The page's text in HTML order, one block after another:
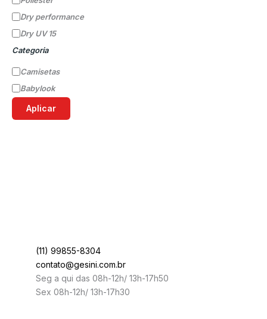
Dry performance
Dry UV 15
Categoria
Camisetas
Babylook
Aplicar
(11) 99855-8304
contato@gesini.com.br
Seg a qui das 08h-12h/ 13h-17h50
Sex 08h-12h/ 13h-17h30